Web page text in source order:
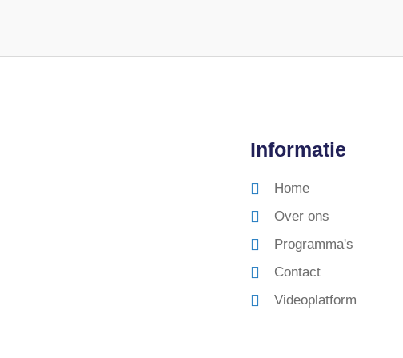
Informatie
Home
Over ons
Programma's
Contact
Videoplatform